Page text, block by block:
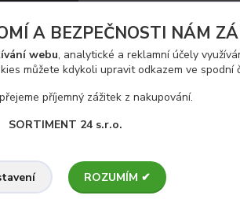
A BEZPEČNOSTI NÁM
webu, analytické a reklamní účely
můžete kdykoli upravit odkazem ve spodní
příjemný zážitek z nakupování.
SORTIMENT 24 s.r.o.
ROZUMÍM ✔